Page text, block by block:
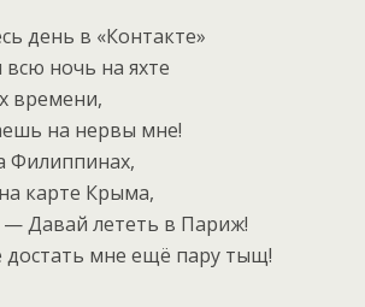
день в «Контакте»
всю ночь на яхте
времени,
на нервы мне!
Филиппинах,
карте Крыма,
Давай лететь в Париж!
достать мне ещё пару тыщ!